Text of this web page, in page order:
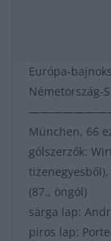
Európa-
Németország-
München, 66
gólszerzők:
(87., öngól)
sárga lap:
piros lap: